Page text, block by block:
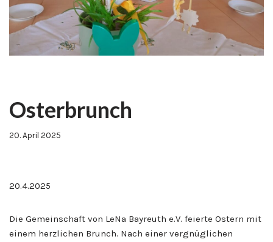
Osterbrunch
20. April 2025
20.4.2025
Die Gemeinschaft von LeNa Bayreuth e.V. feierte Ostern mit
einem herzlichen Brunch. Nach einer vergnüglichen